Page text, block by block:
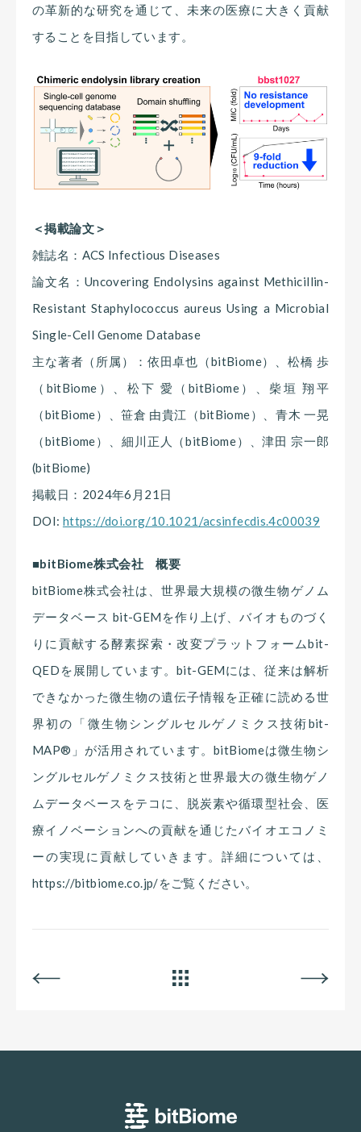
の革新的な研究を通じて、未来の医療に大きく貢献
することを目指しています。
＜掲載論文＞
雑誌名：ACS Infectious Diseases
論文名：Uncovering Endolysins against Methicillin-
Resistant Staphylococcus aureus Using a Microbial
Single-Cell Genome Database
主な著者（所属）：依田卓也（bitBiome）、松橋 歩
（bitBiome）、松下 愛（bitBiome）、柴垣 翔平
（bitBiome）、笹倉 由貴江（bitBiome）、青木 一晃
（bitBiome）、細川正人（bitBiome）、津田 宗一郎
(bitBiome)
掲載日：2024年6月21日
DOI: https://doi.org/10.1021/acsinfecdis.4c00039
■bitBiome株式会社 概要
bitBiome株式会社は、世界最大規模の微生物ゲノム
データベース bit-GEMを作り上げ、バイオものづく
りに貢献する酵素探索・改変プラットフォームbit-
QEDを展開しています。bit-GEMには、従来は解析
できなかった微生物の遺伝子情報を正確に読める世
界初の「微生物シングルセルゲノミクス技術bit-
MAP®」が活用されています。bitBiomeは微生物シ
ングルセルゲノミクス技術と世界最大の微生物ゲノ
ムデータベースをテコに、脱炭素や循環型社会、医
療イノベーションへの貢献を通じたバイオエコノミ
ーの実現に貢献していきます。詳細については、
https://bitbiome.co.jp/をご覧ください。